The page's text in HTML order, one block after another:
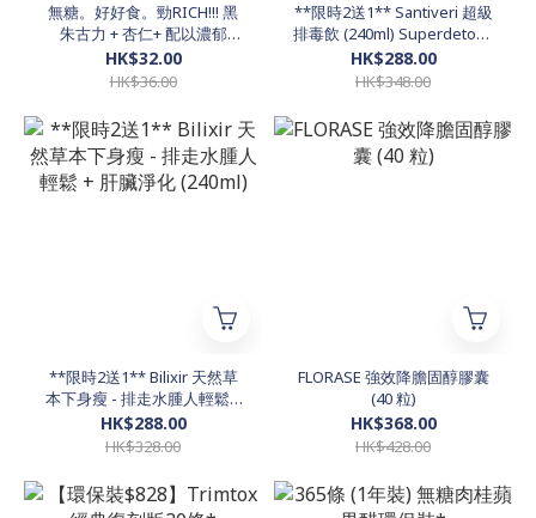
無糖。好好食。勁RICH!!! 黑
朱古力 + 杏仁+ 配以濃郁
Italian Cream Cheese
HK$32.00
HK$36.00
**限時2送1** Santiveri 超級
排毒飲 (240ml) Superdetox -
適合夜瞓、工作壓力大、排便
唔太暢順、希望加強瘦身效果
HK$288.00
HK$348.00
**限時2送1** Bilixir 天然草
本下身瘦 - 排走水腫人輕鬆 +
肝臟淨化 (240ml)
HK$288.00
HK$328.00
FLORASE 強效降膽固醇膠囊
(40 粒)
HK$368.00
HK$428.00